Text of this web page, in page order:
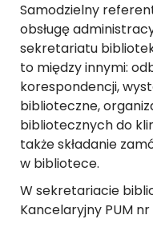
Samodzielny
obsługę
sekretariatu
to między innymi:
korespondencji,
biblioteczne,
bibliotecznych do
także składanie
w bibliotece.
W sekretariacie
Kancelaryjny PUM nr